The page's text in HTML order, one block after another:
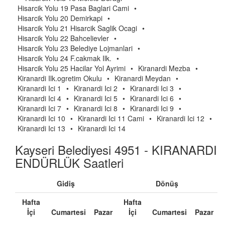
Hisarcik Yolu 19 Pasa Baglari Cami •
Hisarcik Yolu 20 Demirkapi •
Hisarcik Yolu 21 Hisarcik Saglik Ocagi •
Hisarcik Yolu 22 Bahcelievler •
Hisarcik Yolu 23 Belediye Lojmanlari •
Hisarcik Yolu 24 F.cakmak Ilk. •
Hisarcik Yolu 25 Hacilar Yol Ayrimi • Kiranardi Mezba •
Kiranardi Ilk.ogretim Okulu • Kiranardi Meydan •
Kiranardi Ici 1
• Kiranardi Ici 2 • Kiranardi Ici 3 •
Kiranardi Ici 4 • Kiranardi Ici 5 • Kiranardi Ici 6 •
Kiranardi Ici 7 • Kiranardi Ici 8 • Kiranardi Ici 9 •
Kiranardi Ici 10 • Kiranardi Ici 11 Cami • Kiranardi Ici 12 •
Kiranardi Ici 13 • Kiranardi Ici 14
Kayseri Belediyesi 4951 - KIRANARDI
ENDÜRLÜK Saatleri
Gidiş
Dönüş
Hafta
İçi
Cumartesi Pazar
Hafta
İçi
Cumartesi Pazar